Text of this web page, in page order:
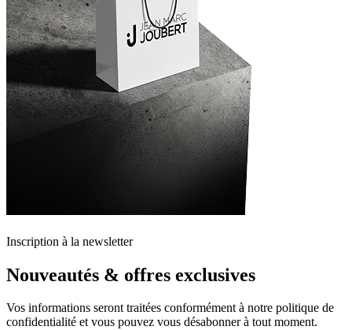
Inscription à la newsletter
Nouveautés & offres exclusives
Vos informations seront traitées conformément à notre politique de
confidentialité et vous pouvez vous désabonner à tout moment.